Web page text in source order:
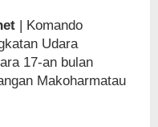
| Komando
Udara
17-an bulan
Makoharmatau